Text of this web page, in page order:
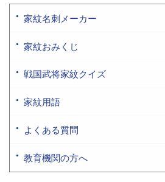
家紋名刺メーカー
家紋おみくじ
戦国武将家紋クイズ
家紋用語
よくある質問
教育機関の方へ